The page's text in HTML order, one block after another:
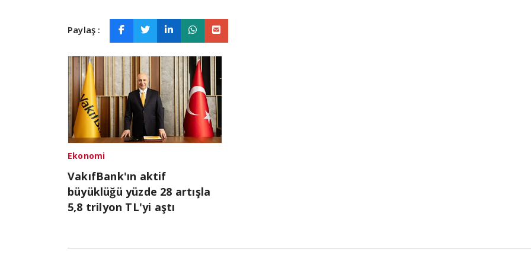
Paylaş :
Ekonomi
VakıfBank'ın aktif
büyüklüğü yüzde 28 artışla
5,8 trilyon TL'yi aştı